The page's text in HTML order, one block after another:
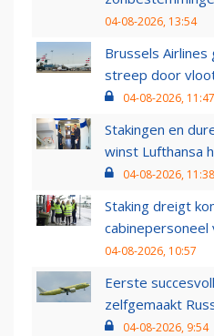
04-08-2026, 13:54
Brussels
streep door
04-08-2026, 11:47
Stakingen en
winst Lufthansa
04-08-2026, 11:38
Staking dreigt
cabinepersoneel
04-08-2026, 10:57
Eerste
zelfgemaakt
04-08-2026, 9:54